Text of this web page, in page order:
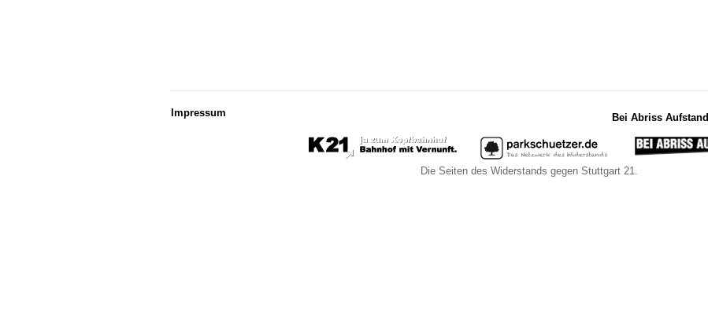
Bei Abriss Aufstand
Impressum
Die Seiten des Widerstands gegen Stuttgart 21.